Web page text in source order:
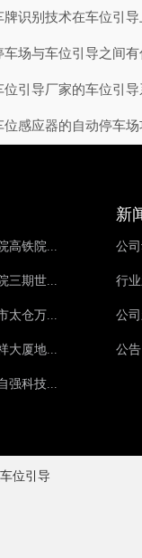
牌识别技术在车位引
车场与车位引导之间
位引导厂家的车位引
位感应器的自动停车
高铁院...
三期世...
太仓万...
大厦地...
强科技...
新
公
行
公
公告
位引导